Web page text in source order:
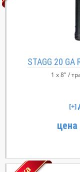
STAGG 20
1 x 8"
цена